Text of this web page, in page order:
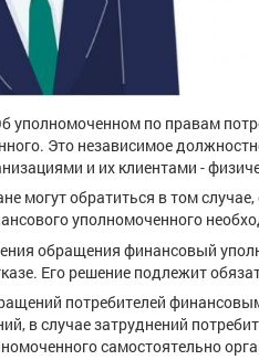
по правам
Это независимое
и их клиентами -
могут обратиться в том
уполномоченного
обращения финансовый
Его решение подлежит
потребителей
в случае затруднений
самостоятельно